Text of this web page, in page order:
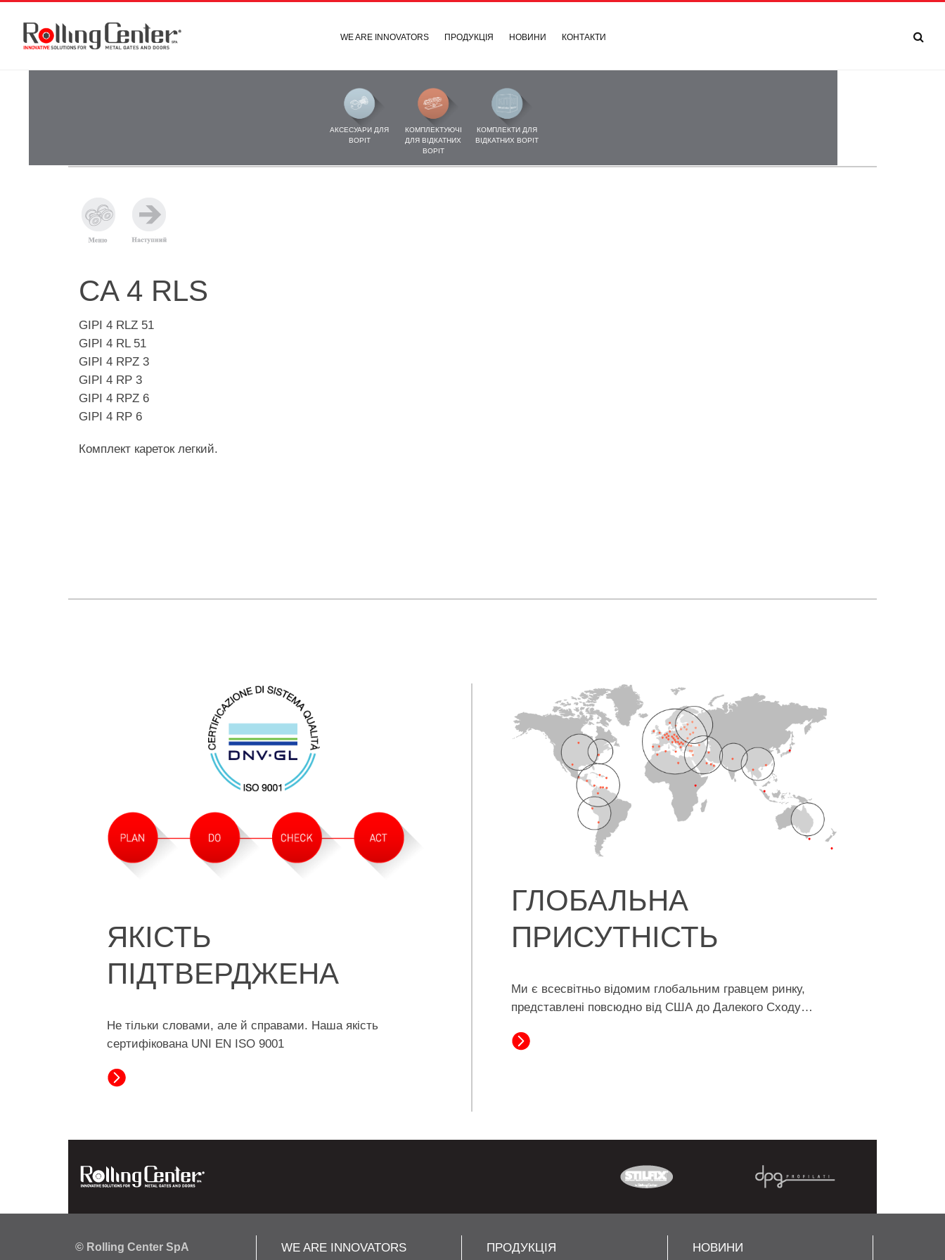
WE ARE INNOVATORS ПРОДУКЦІЯ НОВИНИ КОНТАКТИ
АКСЕСУАРИ ДЛЯ
ВОРІТ
КОМПЛЕКТУЮЧІ
ДЛЯ ВІДКАТНИХ
ВОРІТ
КОМПЛЕКТИ ДЛЯ
ВІДКАТНИХ ВОРІТ
CA 4 RLS
GIPI 4 RLZ 51
GIPI 4 RL 51
GIPI 4 RPZ 3
GIPI 4 RP 3
GIPI 4 RPZ 6
GIPI 4 RP 6
Комплект кареток легкий.
ЯКІСТЬ
ПІДТВЕРДЖЕНА
Не тільки словами, але й справами. Наша якість
сертифікована UNI EN ISO 9001
ГЛОБАЛЬНА
ПРИСУТНІСТЬ
Ми є всесвітньо відомим глобальним гравцем ринку,
представлені повсюдно від США до Далекого Сходу…
© Rolling Center SpA WE ARE INNOVATORS ПРОДУКЦІЯ НОВИНИ